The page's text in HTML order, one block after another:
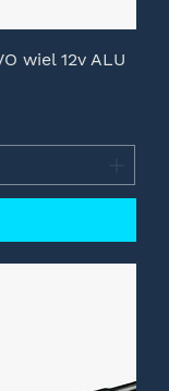
wiel 12v ALU